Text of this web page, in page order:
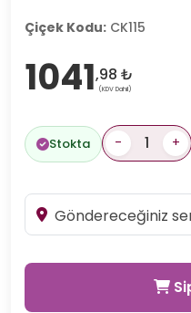
Çiçek Kodu: CK115
1041,98 ₺
(KDV Dahil)
Stokta - +